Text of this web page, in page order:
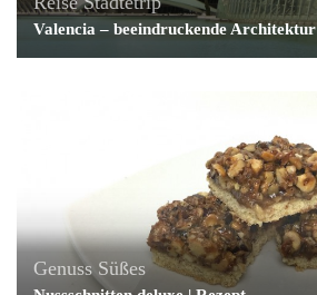
Valencia – beeindruckende Architektur
Genuss Süßes